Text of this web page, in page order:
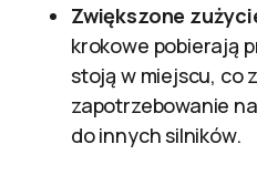
Zwiększone
krokowe pobierają
stoją w miejscu, co
zapotrzebowanie
do innych silników.